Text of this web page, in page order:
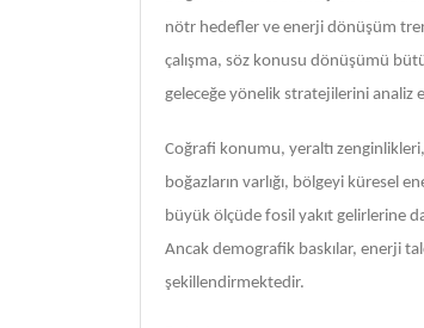
nötr hedefler ve enerji dönüşüm
çalışma, söz konusu dönüşümü
geleceğe yönelik stratejilerini analiz
Coğrafi konumu, yeraltı
boğazların varlığı, bölgeyi küresel
büyük ölçüde fosil yakıt gelirlerine
Ancak demografik baskılar, enerji
şekillendirmektedir.